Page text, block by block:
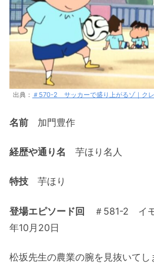
出典： ＃570-2 サッカーで盛り上がるゾ｜ク
名前 加門豊作
経歴や通り名 芋ほり名人
特技 芋ほり
登場エピソード回 ＃581-2 イ
年10月20日
松坂先生の農業の腕を見抜いてし